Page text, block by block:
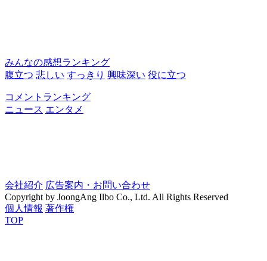
みんなの感想ランキング
腹立つ 悲しい すっきり 興味深い 役に立つ
コメントランキング
ニュース エンタメ
会社紹介 広告案内・お問い合わせ
Copyright by JoongAng Ilbo Co., Ltd. All Rights Reserved
個人情報 著作権
TOP